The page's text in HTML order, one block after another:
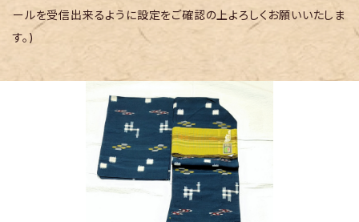
ールを受信出来るように設定をご確認の上よろしくお願いいたしま
す。)